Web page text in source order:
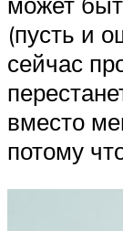
(пусть и
сейчас
вместо
потому